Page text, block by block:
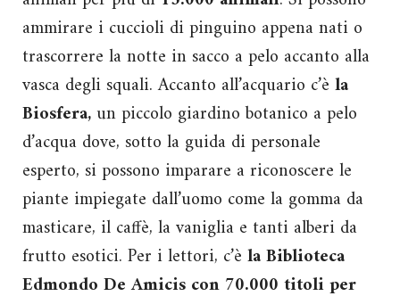
ammirare i cuccioli di pinguino appena nati o
trascorrere la notte in sacco a pelo accanto alla
vasca degli squali. Accanto all’acquario c’è la
Biosfera,un piccolo giardino botanico a pelo
d’acqua dove, sotto la guida di personale
esperto, si possono imparare a riconoscere le
piante impiegate dall’uomo come la gomma da
masticare, il caffè, la vaniglia e tanti alberi da
frutto esotici. Per i lettori, c’è la Biblioteca
Edmondo De Amicis con 70.000 titoli per